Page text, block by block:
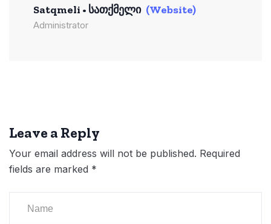
Satqmeli • Სათქმელი (Website)
Administrator
Leave a Reply
Your email address will not be published. Required
fields are marked *